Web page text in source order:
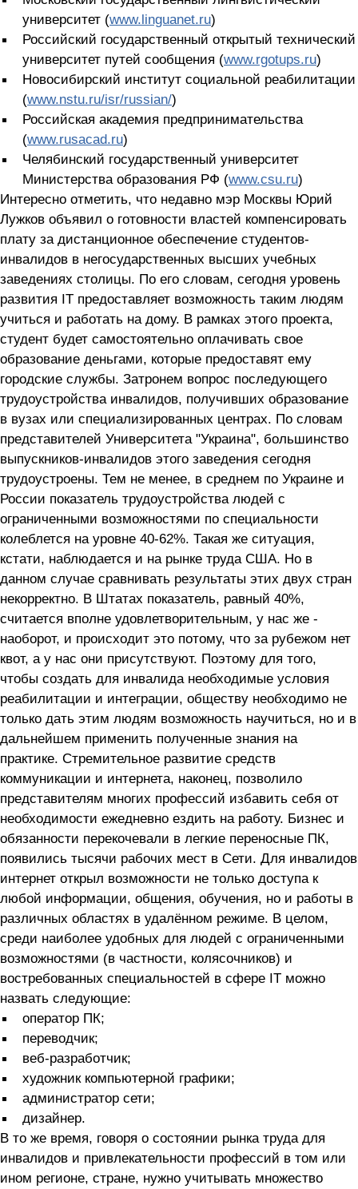
университет (www.linguanet.ru)
Российский государственный открытый технический
университет путей сообщения (www.rgotups.ru)
Новосибирский институт социальной реабилитации
(www.nstu.ru/isr/russian/)
Российская академия предпринимательства
(www.rusacad.ru)
Челябинский государственный университет
Министерства образования РФ (www.csu.ru)
Интересно отметить, что недавно мэр Москвы Юрий
Лужков объявил о готовности властей компенсировать
плату за дистанционное обеспечение студентов-
инвалидов в негосударственных высших учебных
заведениях столицы. По его словам, сегодня уровень
развития IТ предоставляет возможность таким людям
учиться и работать на дому. В рамках этого проекта,
студент будет самостоятельно оплачивать свое
образование деньгами, которые предоставят ему
городские службы. Затронем вопрос последующего
трудоустройства инвалидов, получивших образование
в вузах или специализированных центрах. По словам
представителей Университета "Украина", большинство
выпускников-инвалидов этого заведения сегодня
трудоустроены. Тем не менее, в среднем по Украине и
России показатель трудоустройства людей с
ограниченными возможностями по специальности
колеблется на уровне 40-62%. Такая же ситуация,
кстати, наблюдается и на рынке труда США. Но в
данном случае сравнивать результаты этих двух стран
некорректно. В Штатах показатель, равный 40%,
считается вполне удовлетворительным, у нас же -
наоборот, и происходит это потому, что за рубежом нет
квот, а у нас они присутствуют. Поэтому для того,
чтобы создать для инвалида необходимые условия
реабилитации и интеграции, обществу необходимо не
только дать этим людям возможность научиться, но и в
дальнейшем применить полученные знания на
практике. Стремительное развитие средств
коммуникации и интернета, наконец, позволило
представителям многих профессий избавить себя от
необходимости ежедневно ездить на работу. Бизнес и
обязанности перекочевали в легкие переносные ПК,
появились тысячи рабочих мест в Сети. Для инвалидов
интернет открыл возможности не только доступа к
любой информации, общения, обучения, но и работы в
различных областях в удалённом режиме. В целом,
среди наиболее удобных для людей с ограниченными
возможностями (в частности, колясочников) и
востребованных специальностей в сфере IТ можно
назвать следующие:
оператор ПК;
переводчик;
веб-разработчик;
художник компьютерной графики;
администратор сети;
дизайнер.
В то же время, говоря о состоянии рынка труда для
инвалидов и привлекательности профессий в том или
ином регионе, стране, нужно учитывать множество